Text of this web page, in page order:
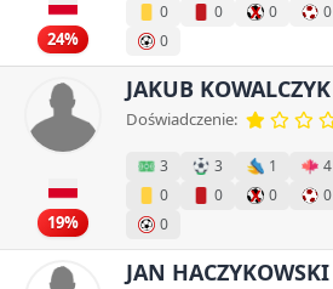
24%
0
0 0 0
0
19%
JAKUB KOWALCZYK
Doświadczenie:
3 3 1 4
0
0 0 0
0
JAN HACZYKOWSKI